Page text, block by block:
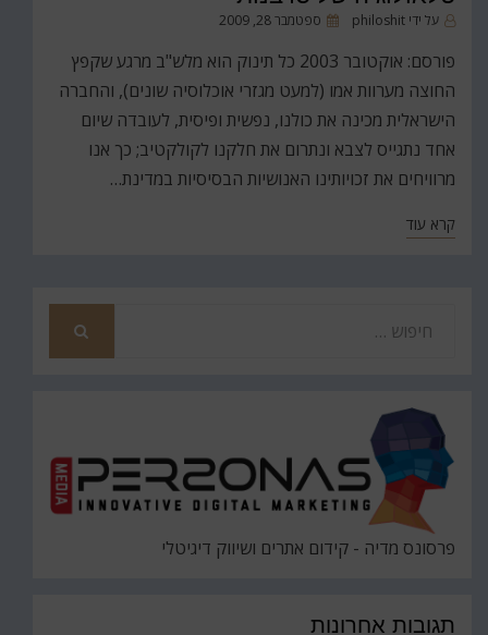
על ידי philoshit
פורסםספטמבר 28, 2009
פורסם: אוקטובר 2003 כל תינוק הוא מלש"ב מרגע שקפץ
החוצה מערוות אמו (למעט מגזרי אוכלוסיה שונים), והחברה
הישראלית מכינה את כולנו, נפשית ופיסית, לעובדה שיום
אחד נתגייס לצבא ונתרום את חלקנו לקולקטיב; כך אנו
מרוויחים את זכויותינו האנושיות הבסיסיות במדינת…
קרא עוד
פרסונס מדיה - קידום אתרים ושיווק דיגיטלי
תגובות אחרונות